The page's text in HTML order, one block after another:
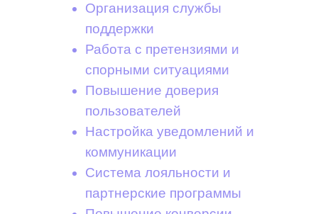
Организация службы
поддержки
Работа с претензиями и
спорными ситуациями
Повышение доверия
пользователей
Настройка уведомлений и
коммуникации
Система лояльности и
партнерские программы